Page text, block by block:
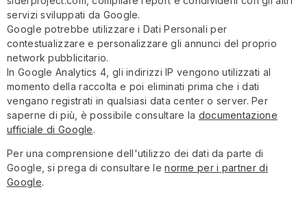
servizi sviluppati da Google.
Google potrebbe utilizzare i Dati Personali per
contestualizzare e personalizzare gli annunci del proprio
network pubblicitario.
In Google Analytics 4, gli indirizzi IP vengono utilizzati al
momento della raccolta e poi eliminati prima che i dati
vengano registrati in qualsiasi data center o server. Per
saperne di più, è possibile consultare la documentazione
ufficiale di Google.
Per una comprensione dell'utilizzo dei dati da parte di
Google, si prega di consultare lenorme per i partner di
Google.